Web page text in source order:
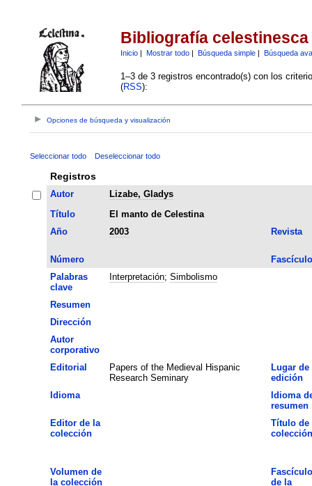
Bibliografía celestinesca
Inicio| Mostrar todo| Búsqueda simple| Búsqueda
1–3 de 3 registros encontrado(s) con los
(RSS):
Opciones de búsqueda y visualización
Seleccionar todo Deseleccionar todo
Registros
Autor
Lizabe, Gladys
Título
El manto de Celestina
Año
2003 Revista
Número
Fascículo
Palabras
clave
Interpretación; Simbolismo
Resumen
Dirección
Autor
corporativo
Editorial
Papers of the Medieval Hispanic
Research Seminary
Lugar de
edición
Idioma
Idioma
resumen
Editor de la
colección
Título de
colección
Volumen de
la colección
Fascículo
de la